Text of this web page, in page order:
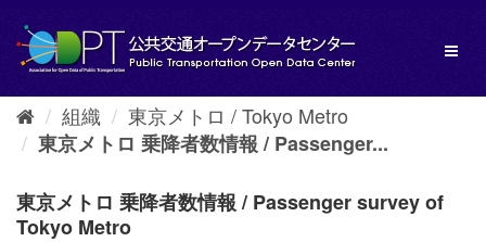
し
組織
東京メトロ / Tokyo Metro
東京メトロ 乗降者数情報 / Passenger...
東京メトロ 乗降者数情報 / Passenger survey of
Tokyo Metro